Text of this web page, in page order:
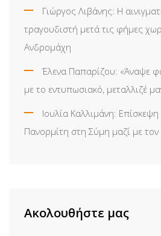
Γιώργος Λιβάνης: Η
τραγουδιστή μετά τις φήμες
Ανδρομάχη
Έλενα Παπαρίζου: «Άναψε
με το εντυπωσιακό, μεταλλιζέ
Ιουλία Καλλιμάνη:
Πανορμίτη στη Σύμη μαζί με
Ακολουθήστε μας